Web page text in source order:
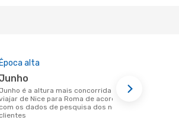
Época alta
junho
junho é a altura mais concorrida para
de Nice para Roma de acordo
com os dados de pesquisa dos nossos
clientes